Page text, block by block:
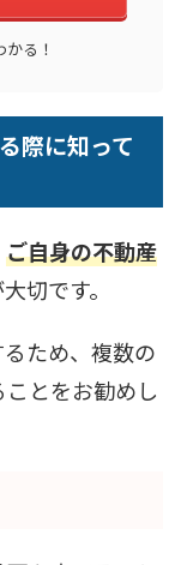
る！
際に知って
ご自身の不動産
切です。
ため、複数の
とをお勧めし